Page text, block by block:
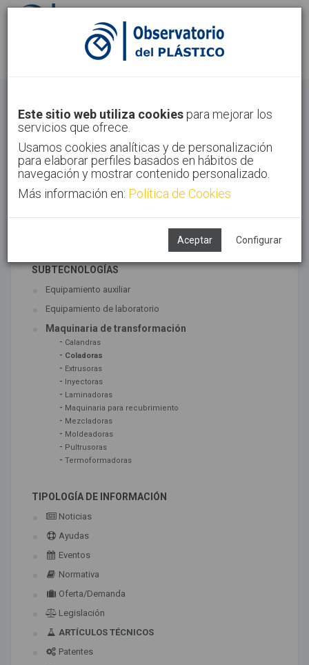
Identifícate Regístrate
Inicio Sectores Otros
Este sitio web utiliza cookies para mejorar los
servicios que ofrece.
Usamos cookies analíticas y de personalización
para elaborar perfiles basados en hábitos de
navegación y mostrar contenido personalizado.
Más información en: Política de Cookies
Aceptar Configurar
TECNOLOGÍAS ASOCIADAS
SUBTECNOLOGÍAS
Equipamiento auxiliar
Equipamiento de laboratorio
Maquinaria de transformación
- Calandras
- Coladoras
- Extrusoras
- Inyectoras
- Laminadoras
- Maquinaria para recubrimiento
- Mezcladoras
- Moldeadoras
- Pultrusoras
- Termoformadoras
TIPOLOGÍA DE INFORMACIÓN
Noticias
Ayudas
Eventos
Normativa
Oferta/Demanda
Legislación
ARTÍCULOS TÉCNICOS
Patentes